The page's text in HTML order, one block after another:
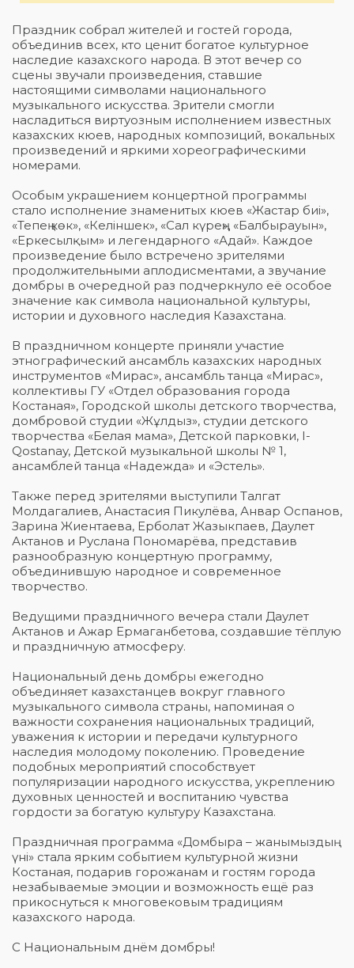
Праздник собрал жителей и гостей города,
объединив всех, кто ценит богатое культурное
наследие казахского народа. В этот вечер со
сцены звучали произведения, ставшие
настоящими символами национального
музыкального искусства. Зрители смогли
насладиться виртуозным исполнением известных
казахских кюев, народных композиций, вокальных
произведений и яркими хореографическими
номерами.
Особым украшением концертной программы
стало исполнение знаменитых кюев «Жастар биі»,
«Тепең көк», «Келіншек», «Сал күрең», «Балбырауын»,
«Еркесылқым» и легендарного «Адай». Каждое
произведение было встречено зрителями
продолжительными аплодисментами, а звучание
домбры в очередной раз подчеркнуло её особое
значение как символа национальной культуры,
истории и духовного наследия Казахстана.
В праздничном концерте приняли участие
этнографический ансамбль казахских народных
инструментов «Мирас», ансамбль танца «Мирас»,
коллективы ГУ «Отдел образования города
Костаная», Городской школы детского творчества,
домбровой студии «Жұлдыз», студии детского
творчества «Белая мама», Детской парковки, I-
Qostanay, Детской музыкальной школы № 1,
ансамблей танца «Надежда» и «Эстель».
Также перед зрителями выступили Талгат
Молдагалиев, Анастасия Пикулёва, Анвар Оспанов,
Зарина Жиентаева, Ерболат Жазыкпаев, Даулет
Актанов и Руслана Пономарёва, представив
разнообразную концертную программу,
объединившую народное и современное
творчество.
Ведущими праздничного вечера стали Даулет
Актанов и Ажар Ермаганбетова, создавшие тёплую
и праздничную атмосферу.
Национальный день домбры ежегодно
объединяет казахстанцев вокруг главного
музыкального символа страны, напоминая о
важности сохранения национальных традиций,
уважения к истории и передачи культурного
наследия молодому поколению. Проведение
подобных мероприятий способствует
популяризации народного искусства, укреплению
духовных ценностей и воспитанию чувства
гордости за богатую культуру Казахстана.
Праздничная программа «Домбыра – жанымыздың
үні» стала ярким событием культурной жизни
Костаная, подарив горожанам и гостям города
незабываемые эмоции и возможность ещё раз
прикоснуться к многовековым традициям
казахского народа.
С Национальным днём домбры!